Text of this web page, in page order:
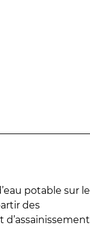
potable sur le
des
d’assainissement